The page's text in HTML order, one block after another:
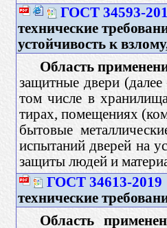
ГОСТ 34593-
технические
устойчивость к
Область
защитные двери
том числе в
тирах, помещениях
бытовые
испытаний дверей на
защиты людей и
ГОСТ 34613-2019
технические
Область